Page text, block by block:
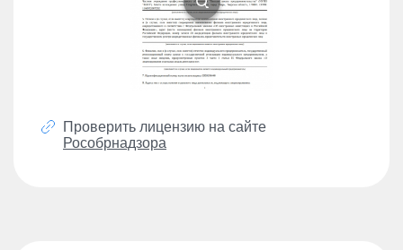
Проверить лицензию на сайте
Рособрнадзора